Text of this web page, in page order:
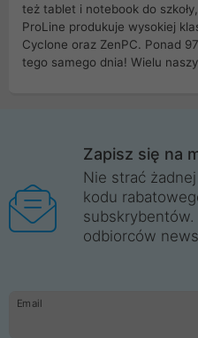
też tablet i notebook do
ProLine produkuje wysokiej
Cyclone oraz ZenPC. Ponad
tego samego dnia! Wielu
Wrocław, Poznań, Legnica,
Trzebnica, Opole. Szybka i
ProLine to polska firma ze
legalnie i płacimy podatki w
główną w Mirkowie oraz
komunikacja ze sklepem
danych osobowych. Dlatego
ProLine to czysta
Zaopatrzysz się u nas w
Zapisz się na
Nie strać
kodu
subskrybentów.
odbiorców
Email